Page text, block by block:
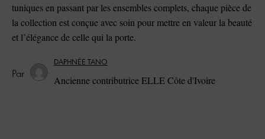
tuniques en passant par les ensembles complets, chaque pièce de
la collection est conçue avec soin pour mettre en valeur la beauté
et l’élégance de celle qui la porte.
DAPHNÉE TANO
Ancienne contributrice ELLE Côte d'Ivoire